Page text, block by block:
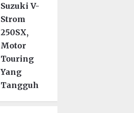
Suzuki V-
Strom
250SX,
Motor
Touring
Yang
Tangguh